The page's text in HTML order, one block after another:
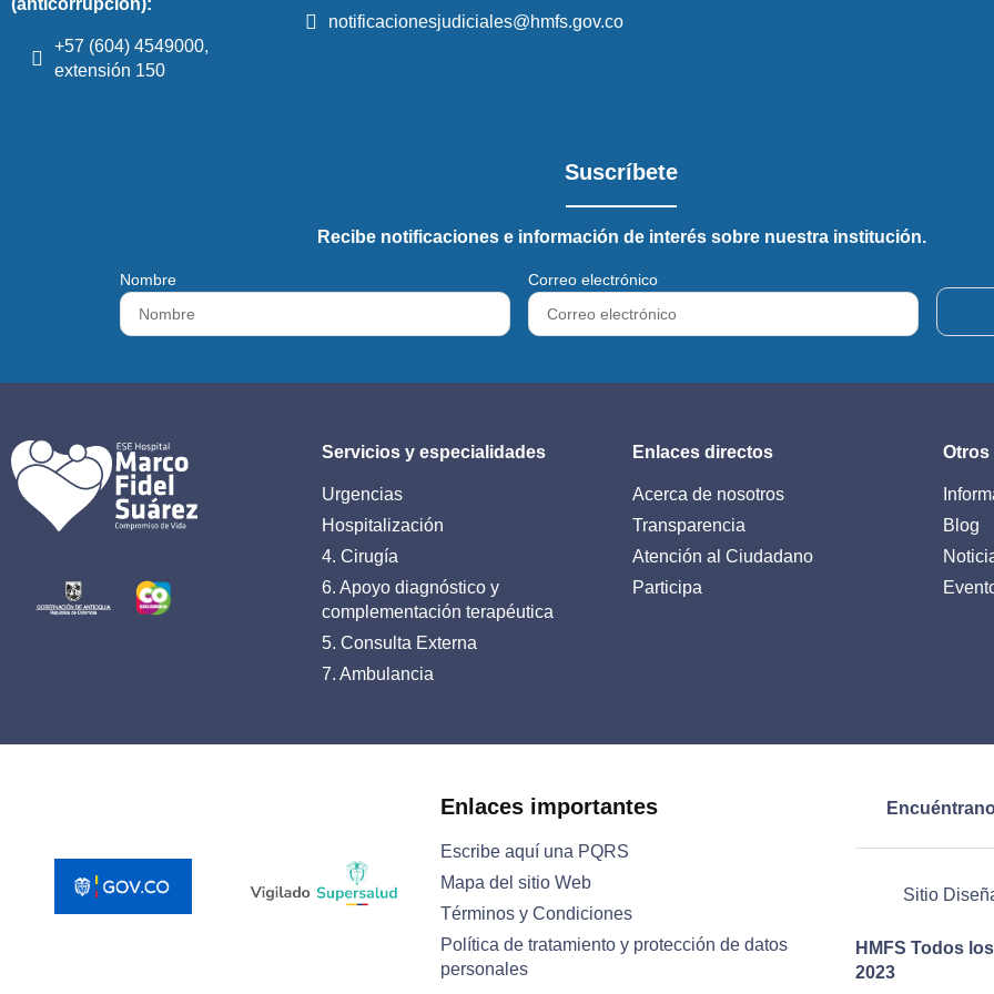
(anticorrupción):
+57 (604) 4549000,
extensión 150
notificacionesjudiciales@hmfs.gov.co
Suscríbete
Recibe notificaciones e información de interés sobre nuestra institución.
Nombre Correo electrónico
Servicios y especialidades
Urgencias
Hospitalización
4. Cirugía
6. Apoyo diagnóstico y
complementación terapéutica
5. Consulta Externa
7. Ambulancia
Enlaces directos
Acerca de nosotros
Transparencia
Atención al Ciudadano
Participa
Otros
Blog
Enlaces importantes
Escribe aquí una PQRS
Mapa del sitio Web
Términos y Condiciones
Política de tratamiento y protección de datos
personales
Sitio
HMFS Todos
2023